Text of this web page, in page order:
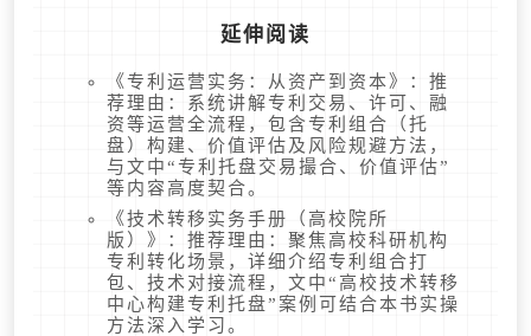
延伸阅读
《专利运营实务：从资产到资本》：推
荐理由：系统讲解专利交易、许可、融
资等运营全流程，包含专利组合（托
盘）构建、价值评估及风险规避方法，
与文中“专利托盘交易撮合、价值评估”
等内容高度契合。
《技术转移实务手册（高校院所
版）》：推荐理由：聚焦高校科研机构
专利转化场景，详细介绍专利组合打
包、技术对接流程，文中“高校技术转移
中心构建专利托盘”案例可结合本书实操
方法深入学习。